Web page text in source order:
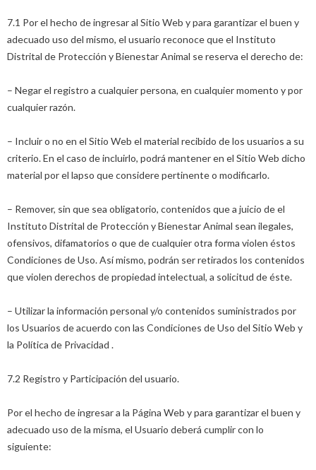
7.1 Por el hecho de ingresar al Sitio Web y para garantizar el buen y
adecuado uso del mismo, el usuario reconoce que el Instituto
Distrital de Protección y Bienestar Animal se reserva el derecho de:
– Negar el registro a cualquier persona, en cualquier momento y por
cualquier razón.
– Incluir o no en el Sitio Web el material recibido de los usuarios a su
criterio. En el caso de incluirlo, podrá mantener en el Sitio Web dicho
material por el lapso que considere pertinente o modificarlo.
– Remover, sin que sea obligatorio, contenidos que a juicio de el
Instituto Distrital de Protección y Bienestar Animal sean ilegales,
ofensivos, difamatorios o que de cualquier otra forma violen éstos
Condiciones de Uso. Así mismo, podrán ser retirados los contenidos
que violen derechos de propiedad intelectual, a solicitud de éste.
– Utilizar la información personal y/o contenidos suministrados por
los Usuarios de acuerdo con las Condiciones de Uso del Sitio Web y
la Política de Privacidad .
7.2 Registro y Participación del usuario.
Por el hecho de ingresar a la Página Web y para garantizar el buen y
adecuado uso de la misma, el Usuario deberá cumplir con lo
siguiente: